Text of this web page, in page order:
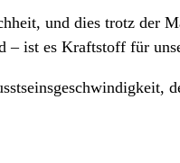
und dies trotz der
ist es Kraftstoff für